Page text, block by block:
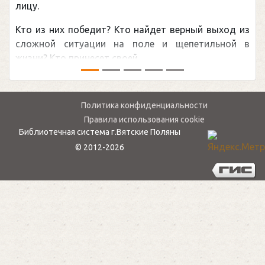
обсуждаемая хоккейная тема последних лет в
мире.Перед сезоном Национальной хоккейной лиги
— ...
Политика конфиденциальности
Правила использования cookie